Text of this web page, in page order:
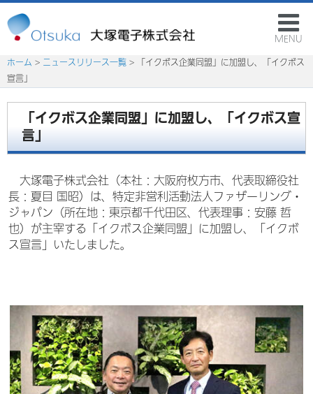
MENU
ホーム > ニュースリリース一覧 > 「イクボス企業同盟」に加盟し、「イクボス
宣言」
「イクボス企業同盟」に加盟し、「イクボス宣
言」
大塚電子株式会社（本社：大阪府枚方市、代表取締役社
長：夏目 国昭）は、特定非営利活動法人ファザーリング・
ジャパン（所在地：東京都千代田区、代表理事：安藤 哲
也）が主宰する「イクボス企業同盟」に加盟し、「イクボ
ス宣言」いたしました。